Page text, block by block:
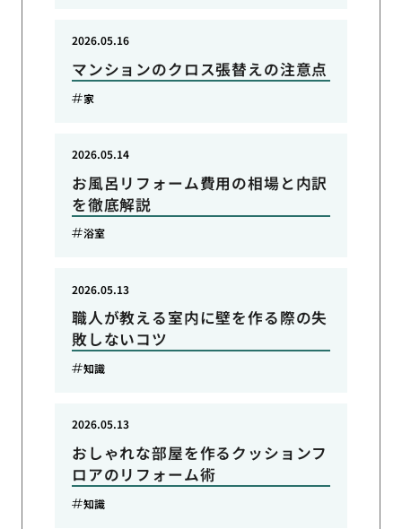
マンションのクロス張替えの注意点
2026.05.16
家
お風呂リフォーム費用の相場と内訳
を徹底解説
2026.05.14
浴室
職人が教える室内に壁を作る際の失
敗しないコツ
2026.05.13
知識
おしゃれな部屋を作るクッションフ
ロアのリフォーム術
2026.05.13
知識